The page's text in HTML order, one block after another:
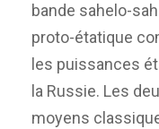
bande sahelo-
proto-étatique
les puissances
la Russie. Les
moyens